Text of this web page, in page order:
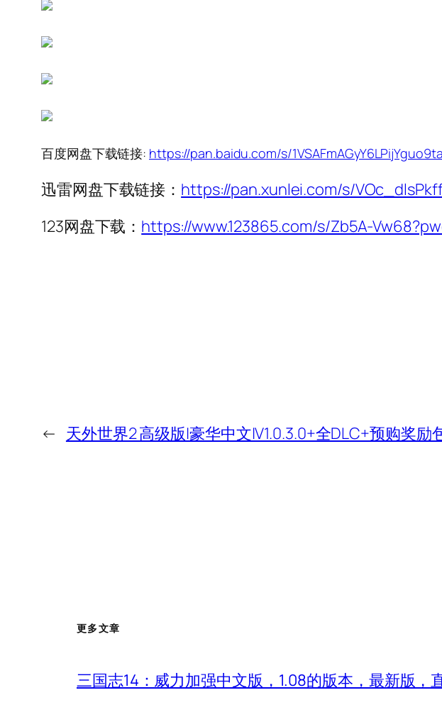
百度网盘下载链接: https://pan.baidu.com/s/
迅雷网盘下载链接： https://pan.xunlei.com/s/
123网盘下载： https://www.123865.com/s/Zb5A-
← 天外世界2 高级版|豪华中文|V1.0.3.0+全DLC+预购奖励
更多文章
三国志14：威力加强中文版，1.08的版本，最新版，